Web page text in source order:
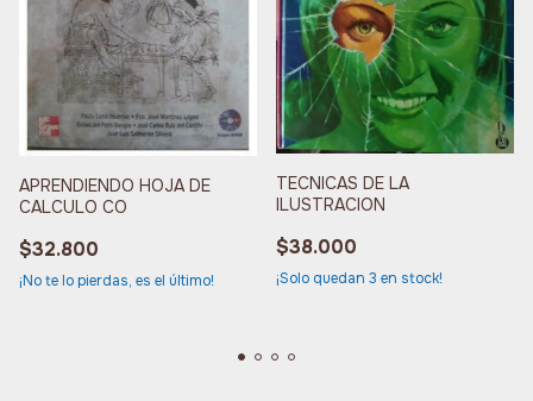
APRENDIENDO HOJA DE
CALCULO CO
$32.800
¡No te lo pierdas, es el último!
TECNICAS DE LA
ILUSTRACION
$38.000
¡Solo quedan 3 en stock!